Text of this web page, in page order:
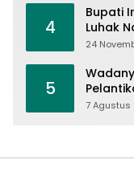
4
Bupati
Luhak
Offroad
24
5
7 Agustus